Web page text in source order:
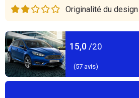
Originalité du design
15,0 /20
(57 avis)